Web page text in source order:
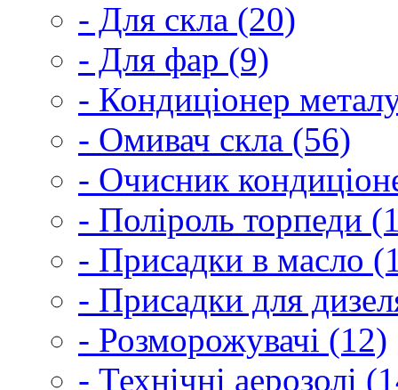
- Для скла (20)
- Для фар (9)
- Кондиціонер
- Омивач скла (56)
- Очисник
- Поліроль торпеди
- Присадки в масло
- Присадки для
- Розморожувачі (12)
- Технічні аерозолі